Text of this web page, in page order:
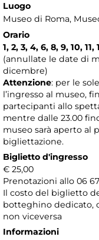
Luogo
Museo di Roma,
Orario
1, 2, 3, 4, 6, 8, 9, 10,
(annullate le date di
dicembre)
Attenzione: per le
l’ingresso al museo,
partecipanti allo
mentre dalle 23.00
museo sarà aperto al
bigliettazione.
Biglietto d'ingresso
€ 25,00
Prenotazioni allo 06
Il costo del biglietto
botteghino dedicato,
non viceversa
Informazioni